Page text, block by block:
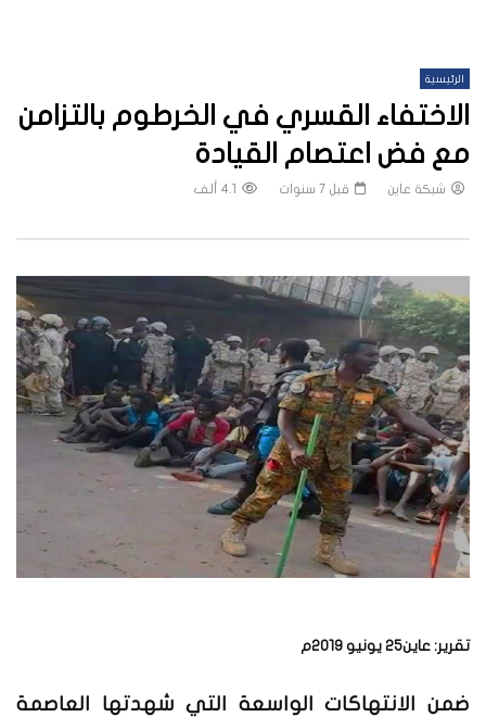
الرئيسية
الاختفاء القسري في الخرطوم بالتزامن
مع فض اعتصام القيادة
شبكة عاين قبل 7 سنوات 4.1 ألف
تقرير: عاين25 يونيو 2019م
ضمن الانتهاكات الواسعة التي شهدتها العاصمة